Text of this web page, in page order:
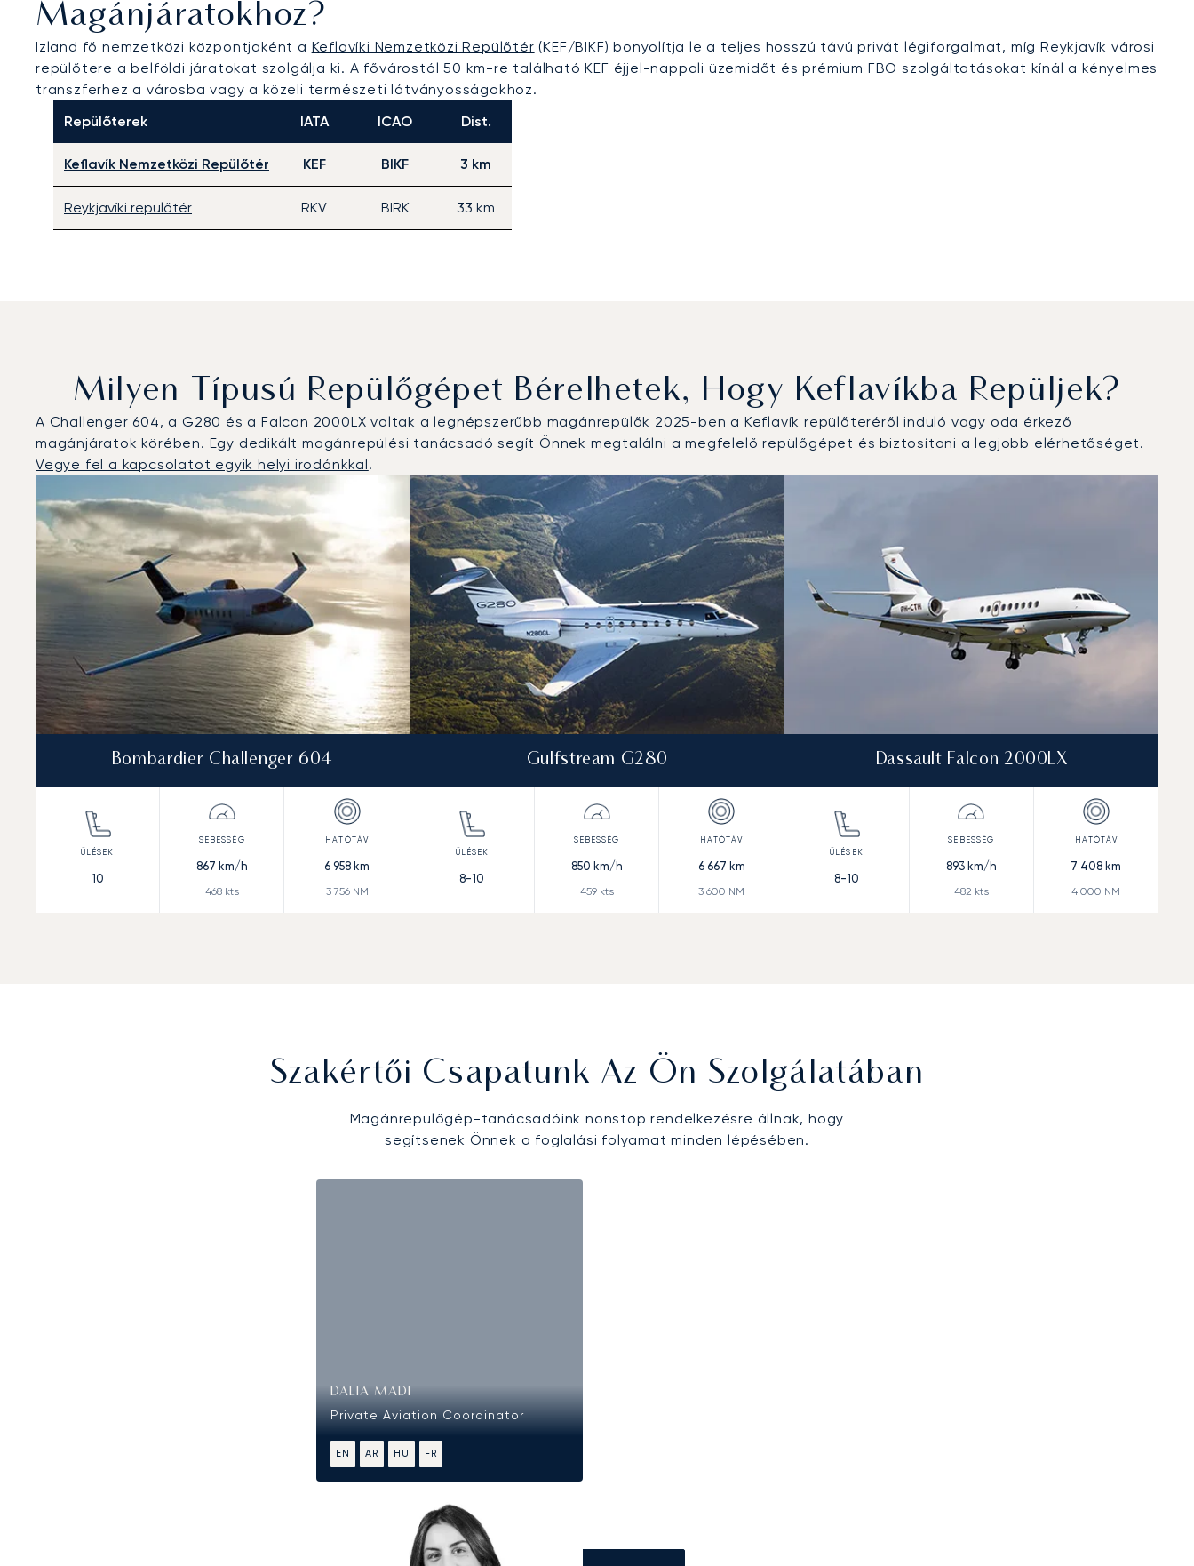
Magánjáratokhoz?
Izland fő nemzetközi központjaként a Keflavíki Nemzetközi Repülőtér (KEF/BIKF) bonyolítja le a teljes hosszú távú privát légiforgalmat, míg Reykjavík városi
repülőtere a belföldi járatokat szolgálja ki. A fővárostól 50 km-re található KEF éjjel-nappali üzemidőt és prémium FBO szolgáltatásokat kínál a kényelmes
transzferhez a városba vagy a közeli természeti látványosságokhoz.
Repülőterek
IATA ICAO Dist.
Keflavík Nemzetközi Repülőtér KEF BIKF 3 km
Reykjavíki repülőtér RKV BIRK 33 km
Milyen Típusú Repülőgépet Bérelhetek, Hogy Keflavíkba Repüljek?
A Challenger 604, a G280 és a Falcon 2000LX voltak a legnépszerűbb magánrepülők 2025-ben a Keflavík repülőteréről induló vagy oda érkező
magánjáratok körében. Egy dedikált magánrepülési tanácsadó segít Önnek megtalálni a megfelelő repülőgépet és biztosítani a legjobb elérhetőséget.
Vegye fel a kapcsolatot egyik helyi irodánkkal.
Keflavík : A 3 legtöbbet repült repülőgép-típus a repülési forgalom száma alapján 2025-ben
Repülőgép-típus
Sebesség (km/h) Sebesség (csomó) Hatótávolság (km)
Hatótávolság (NM)
Bombardier Challenger 604
10
867 km/h
468kts
6 958 km
3 756NM
Gulfstream G280
8-10
850 km/h
459kts
6 667 km
3 600 NM
Dassault Falcon 2000LX
8-10
893km/h
482 kts
7 408 km
4 000 NM
Szakértői Csapatunk Az Ön Szolgálatában
Magánrepülőgép-tanácsadóink nonstop rendelkezésre állnak, hogy
segítsenek Önnek a foglalási folyamat minden lépésében.
DALIA MADI
Private Aviation Coordinator
EN AR HU FR